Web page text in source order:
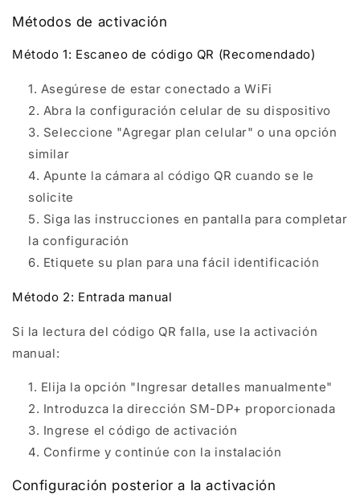
Métodos de activación
Método 1: Escaneo de código QR (Recomendado)
Asegúrese de estar conectado a WiFi
Abra la configuración celular de su dispositivo
Seleccione "Agregar plan celular" o una opción
similar
Apunte la cámara al código QR cuando se le
solicite
Siga las instrucciones en pantalla para completar
la configuración
Etiquete su plan para una fácil identificación
Método 2: Entrada manual
Si la lectura del código QR falla, use la activación
manual:
Elija la opción "Ingresar detalles manualmente"
Introduzca la dirección SM-DP+ proporcionada
Ingrese el código de activación
Confirme y continúe con la instalación
Configuración posterior a la activación